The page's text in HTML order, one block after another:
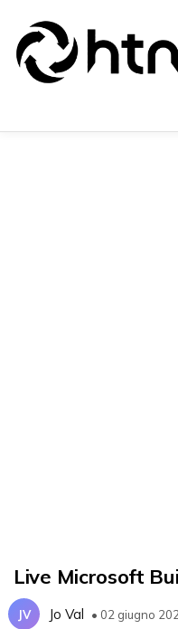
Live Microsoft
JV Jo Val • 02 giugno